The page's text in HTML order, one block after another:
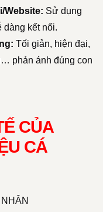
Website: Sử dụng
dàng kết nối.
Tối giản, hiện đại,
phản ánh đúng con
CỦA
CÁ